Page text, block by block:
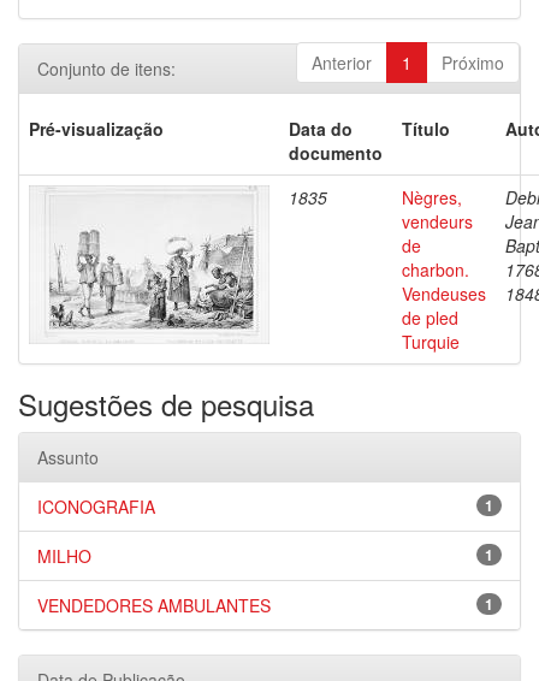
Anterior 1 Próximo
Conjunto de itens:
Pré-visualização
Data do
documento
Título
1835
Nègres,
vendeurs
de
charbon.
Vendeuses
de pled
Turquie
Sugestões de pesquisa
Assunto
1
ICONOGRAFIA
1
MILHO
1
VENDEDORES AMBULANTES